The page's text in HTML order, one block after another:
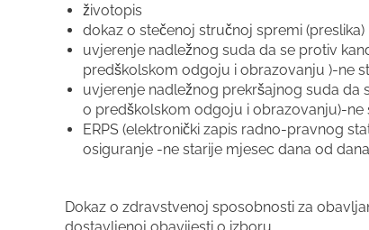
životopis
dokaz o stečenoj stručnoj spremi (preslika)
uvjerenje nadležnog suda da se protiv
predškolskom odgoju i obrazovanju )-ne
uvjerenje nadležnog prekršajnog suda da
o predškolskom odgoju i obrazovanju)-ne
ERPS (elektronički zapis radno-pravnog
osiguranje -ne starije mjesec dana od
Dokaz o zdravstvenoj sposobnosti za
dostavljenoj obavijesti o izboru.